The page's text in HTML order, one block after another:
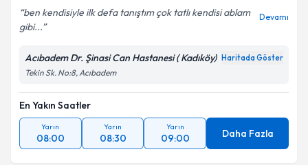
ben kendisiyle ilk defa tanıştım çok tatlı kendisi ablam
gibi...
Devamı
Acıbadem Dr. Şinasi Can Hastanesi ( Kadıköy) Haritada Göster
Tekin Sk. No:8, Acıbadem
En Yakın Saatler
Yarın
08:00
Yarın
08:30
Yarın
09:00 Daha Fazla